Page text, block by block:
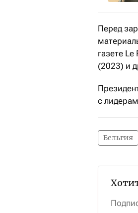
Перед
газете
(2023) и
с
Бельгия